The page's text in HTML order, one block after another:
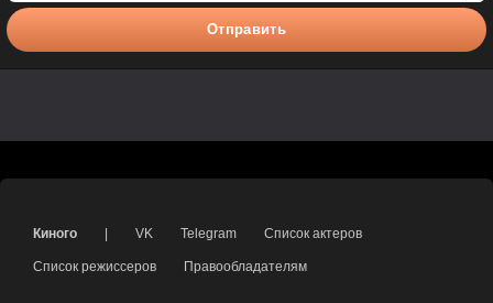
Отправить
Киного VK Telegram Список актеров
Список режиссеров Правообладателям